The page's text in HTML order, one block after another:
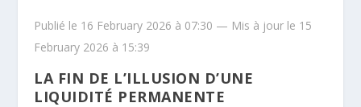
Publié le 16 February 2026 à 07:30 — Mis à jour le 15
February 2026 à 15:39
LA FIN DE L’ILLUSION D’UNE
LIQUIDITÉ PERMANENTE